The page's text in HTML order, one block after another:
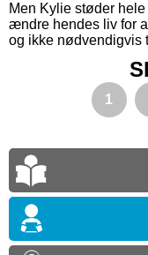
Men Kylie støder
ændre hendes liv for
og ikke nødvendigvis
1